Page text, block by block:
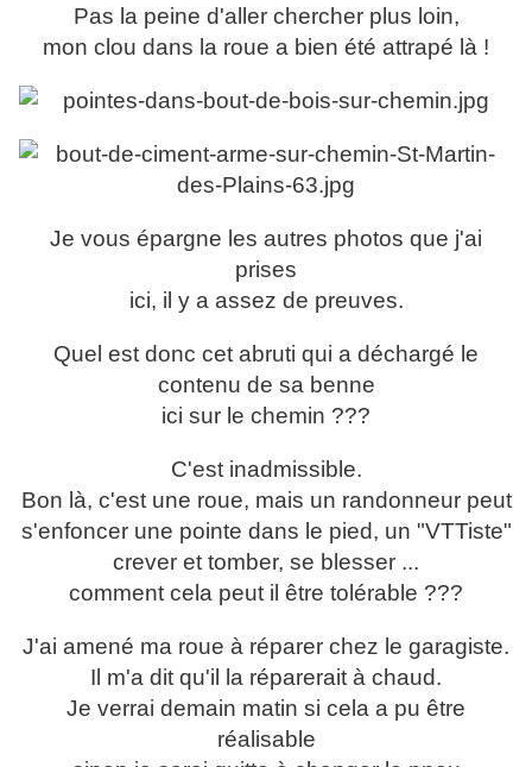
Pas la peine d'aller chercher plus loin,
mon clou dans la roue a bien été attrapé là !
Je vous épargne les autres photos que j'ai
prises
ici, il y a assez de preuves.
Quel est donc cet abruti qui a déchargé le
contenu de sa benne
ici sur le chemin ???
C'est inadmissible.
Bon là, c'est une roue, mais un randonneur peut
s'enfoncer une pointe dans le pied, un "VTTiste"
crever et tomber, se blesser ...
comment cela peut il être tolérable ???
J'ai amené ma roue à réparer chez le garagiste.
Il m'a dit qu'il la réparerait à chaud.
Je verrai demain matin si cela a pu être
réalisable